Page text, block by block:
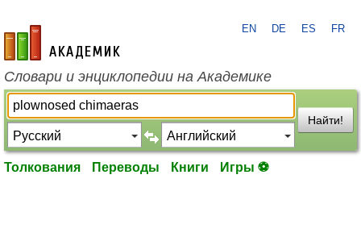
academic.ru
EN DE ES FR
Словари и энциклопедии на Академике
Найти!
Толкования Переводы Книги Игры ⚽